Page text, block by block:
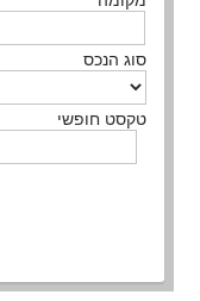
סוג הנכס
טקסט חופשי